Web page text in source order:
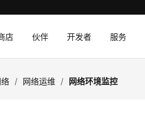
店 伙伴 开发者 服务
/ 网络运维 / 网络环境监控